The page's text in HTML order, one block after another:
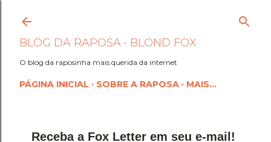
Pular para o conteúdo
BLOG DA RAPOSA • BLOND FOX
O blog da raposinha mais querida da internet
PÁGINA INICIAL SOBRE A RAPOSA MAIS…
Receba a Fox Letter em seu e-mail!